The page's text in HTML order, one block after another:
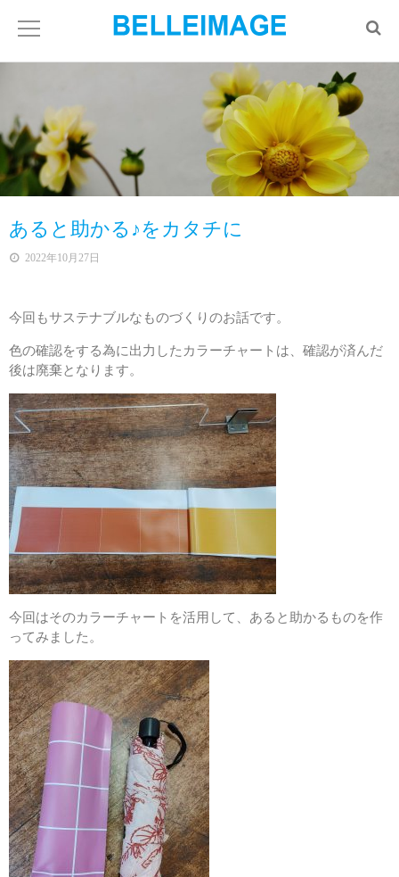
あると助かる♪をカタチに
2022年10月27日
今回もサステナブルなものづくりのお話です。
色の確認をする為に出力したカラーチャートは、確認が済んだ
後は廃棄となります。
今回はそのカラーチャートを活用して、あると助かるものを作
ってみました。